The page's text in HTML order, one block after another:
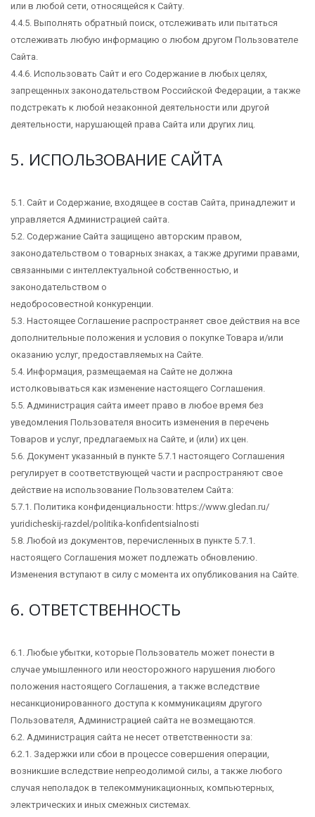
или в любой сети, относящейся к Сайту.
4.4.5. Выполнять обратный поиск, отслеживать или пытаться
отслеживать любую информацию о любом другом Пользователе
Сайта.
4.4.6. Использовать Сайт и его Содержание в любых целях,
запрещенных законодательством Российской Федерации, а также
подстрекать к любой незаконной деятельности или другой
деятельности, нарушающей права Сайта или других лиц.
5. ИСПОЛЬЗОВАНИЕ САЙТА
5.1. Сайт и Содержание, входящее в состав Сайта, принадлежит и
управляется Администрацией сайта.
5.2. Содержание Сайта защищено авторским правом,
законодательством о товарных знаках, а также другими правами,
связанными с интеллектуальной собственностью, и
законодательством о
недобросовестной конкуренции.
5.3. Настоящее Соглашение распространяет свое действия на все
дополнительные положения и условия о покупке Товара и/или
оказанию услуг, предоставляемых на Сайте.
5.4. Информация, размещаемая на Сайте не должна
истолковываться как изменение настоящего Соглашения.
5.5. Администрация сайта имеет право в любое время без
уведомления Пользователя вносить изменения в перечень
Товаров и услуг, предлагаемых на Сайте, и (или) их цен.
5.6. Документ указанный в пункте 5.7.1 настоящего Соглашения
регулирует в соответствующей части и распространяют свое
действие на использование Пользователем Сайта:
5.7.1. Политика конфиденциальности: https://www.gledan.ru/
yuridicheskij-razdel/politika-konfidentsialnosti
5.8. Любой из документов, перечисленных в пункте 5.7.1.
настоящего Соглашения может подлежать обновлению.
Изменения вступают в силу с момента их опубликования на Сайте.
6. ОТВЕТСТВЕННОСТЬ
6.1. Любые убытки, которые Пользователь может понести в
случае умышленного или неосторожного нарушения любого
положения настоящего Соглашения, а также вследствие
несанкционированного доступа к коммуникациям другого
Пользователя, Администрацией сайта не возмещаются.
6.2. Администрация сайта не несет ответственности за:
6.2.1. Задержки или сбои в процессе совершения операции,
возникшие вследствие непреодолимой силы, а также любого
случая неполадок в телекоммуникационных, компьютерных,
электрических и иных смежных системах.